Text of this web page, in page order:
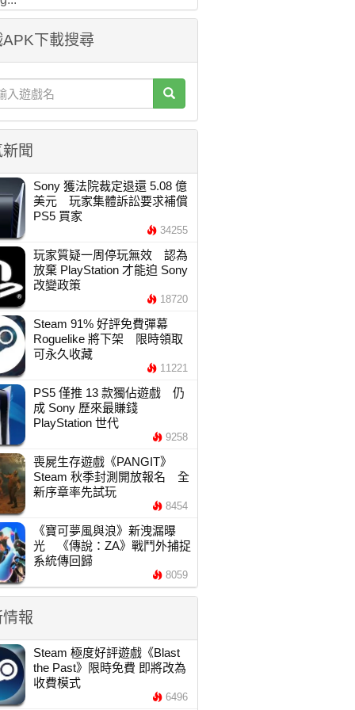
下載搜尋
聞
Sony 獲法院裁定退還 5.08 億
美元 玩家集體訴訟要求補償
PS5 買家
34255
玩家質疑一周停玩無效 認為
放棄 PlayStation 才能迫 Sony
改變政策
18720
Steam 91% 好評免費彈幕
Roguelike 將下架 限時領取
可永久收藏
11221
PS5 僅推 13 款獨佔遊戲 仍
成 Sony 歷來最賺錢
PlayStation 世代
9258
喪屍生存遊戲《PANGIT》
Steam 秋季封測開放報名 全
新序章率先試玩
8454
《寶可夢風與浪》新洩漏曝
光 《傳說：ZA》戰鬥外捕捉
系統傳回歸
8059
報
Steam 極度好評遊戲《Blast
the Past》限時免費 即將改為
收費模式
6496